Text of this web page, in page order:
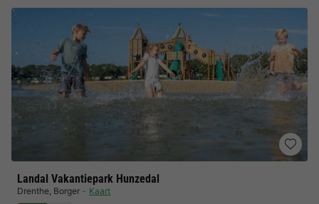
Landal Vakantiepark Hunzedal
Drenthe, Borger Kaart